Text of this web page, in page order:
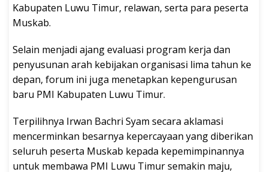
Kabupaten Luwu Timur, relawan, serta para peserta
Muskab.
Selain menjadi ajang evaluasi program kerja dan
penyusunan arah kebijakan organisasi lima tahun ke
depan, forum ini juga menetapkan kepengurusan
baru PMI Kabupaten Luwu Timur.
Terpilihnya Irwan Bachri Syam secara aklamasi
mencerminkan besarnya kepercayaan yang diberikan
seluruh peserta Muskab kepada kepemimpinannya
untuk membawa PMI Luwu Timur semakin maju,